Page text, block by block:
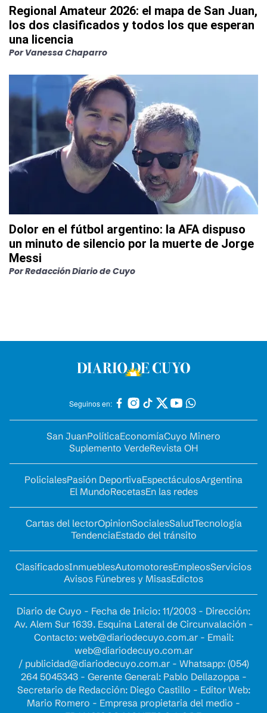
Regional Amateur 2026: el mapa de San Juan,
los dos clasificados y todos los que esperan
una licencia
Por Vanessa Chaparro
Dolor en el fútbol argentino: la AFA dispuso
un minuto de silencio por la muerte de Jorge
Messi
PorRedacción Diario de Cuyo
Seguinos en:
San JuanPolíticaEconomíaCuyo Minero
Suplemento VerdeRevista OH
PolicialesPasión DeportivaEspectáculosArgentina
El MundoRecetasEn las redes
Cartas del lectorOpinionSocialesSaludTecnología
TendenciaEstado del tránsito
ClasificadosInmueblesAutomotoresEmpleosServicios
Avisos Fúnebres y MisasEdictos
Diario de Cuyo - Fecha de Inicio: 11/2003 - Dirección:
Av. Alem Sur 1639. Esquina Lateral de Circunvalación -
Contacto: web@diariodecuyo.com.ar- Email:
web@diariodecuyo.com.ar
/ publicidad@diariodecuyo.com.ar- Whatsapp: (054)
264 5045343 - Gerente General: Pablo Dellazoppa -
Secretario de Redacción: Diego Castillo - Editor Web:
Mario Romero - Empresa propietaria del medio -